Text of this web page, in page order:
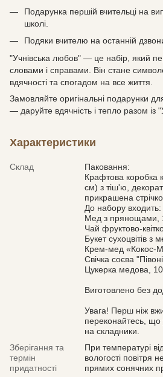
Подарунка першій вчительці на
школі.
Подяки вчителю на останній
"Учнівська любов" — це набір, який
словами і справами. Він стане
вдячності та спогадом на все життя.
Замовляйте оригінальні подарунки
— даруйте вдячність і тепло разом із
Характеристики
Склад
Паковання:
Крафтова коробка
см) з тіш'ю,
прикрашена
До набору входить:
Мед з прянощами,
Чай фруктово-
Букет сухоцвітів
Крем-мед «Кокос-
Свічка соєва
Цукерка медова, 10
Виготовлено без
Увага! Перш ніж
переконайтесь, що
на складники.
Зберігання та
термін
придатності
При температурі
вологості повітря
прямих сонячних